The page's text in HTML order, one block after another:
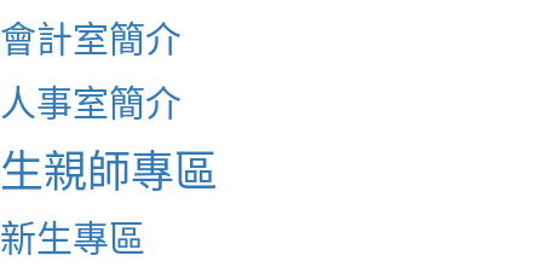
會計室簡介
人事室簡介
生親師專區
新生專區